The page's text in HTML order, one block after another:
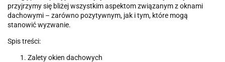
przyjrzymy się bliżej wszystkim aspektom związanym z oknami
dachowymi – zarówno pozytywnym, jak i tym, które mogą
stanowić wyzwanie.
Spis treści:
Zalety okien dachowych